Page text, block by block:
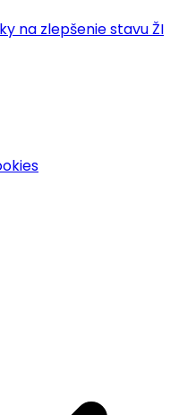
na zlepšenie stavu ŽI